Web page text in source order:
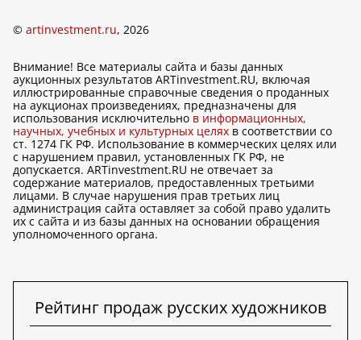
© artinvestment.ru, 2026
Внимание! Все материалы сайта и базы данных
аукционных результатов ARTinvestment.RU, включая
иллюстрированные справочные сведения о проданных
на аукционах произведениях, предназначены для
использования исключительно в информационных,
научных, учебных и культурных целях в соответствии со
ст. 1274 ГК РФ. Использование в коммерческих целях или
с нарушением правил, установленных ГК РФ, не
допускается. ARTinvestment.RU не отвечает за
содержание материалов, предоставленных третьими
лицами. В случае нарушения прав третьих лиц
администрация сайта оставляет за собой право удалить
их с сайта и из базы данных на основании обращения
уполномоченного органа.
Рейтинг продаж русских художников